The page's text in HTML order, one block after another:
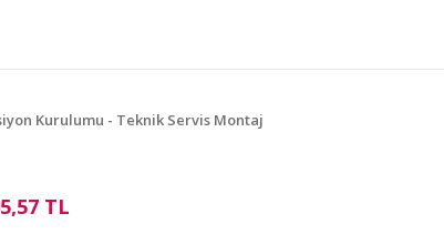
Kurulumu - Teknik Servis Montaj
TL